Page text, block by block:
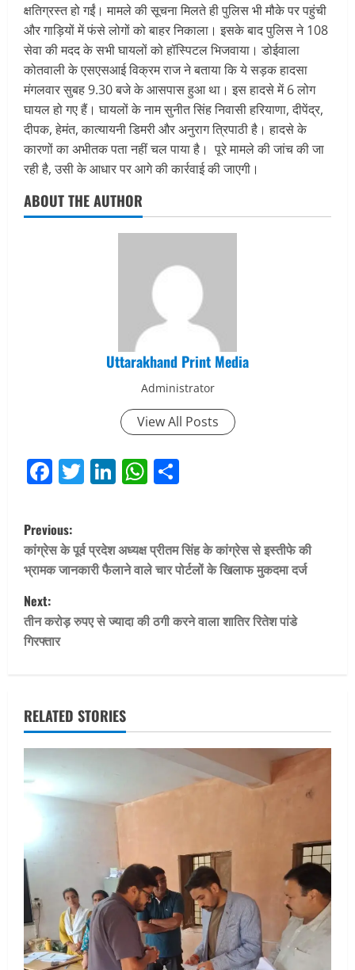
क्षतिग्रस्त हो गईं। मामले की सूचना मिलते ही पुलिस भी मौके पर पहुंची
और गाड़ियों में फंसे लोगों को बाहर निकाला। इसके बाद पुलिस ने 108
सेवा की मदद के सभी घायलों को हॉस्पिटल भिजवाया। डोईवाला
कोतवाली के एसएसआई विक्रम राज ने बताया कि ये सड़क हादसा
मंगलवार सुबह 9.30 बजे के आसपास हुआ था। इस हादसे में 6 लोग
घायल हो गए हैं। घायलों के नाम सुनीत सिंह निवासी हरियाणा, दीपेंद्र,
दीपक, हेमंत, कात्यायनी डिमरी और अनुराग त्रिपाठी है। हादसे के
कारणों का अभीतक पता नहीं चल पाया है। पूरे मामले की जांच की जा
रही है, उसी के आधार पर आगे की कार्रवाई की जाएगी।
ABOUT THE AUTHOR
Uttarakhand Print Media
Administrator
View All Posts
Facebook
Twitter
LinkedIn
WhatsApp
P
o
s
t
n
v
i
g
t
i
o
n
Previous:
कांग्रेस के पूर्व प्रदेश अध्यक्ष प्रीतम सिंह के कांग्रेस से इस्तीफे की
भ्रामक जानकारी फैलाने वाले चार पोर्टलों के खिलाफ मुकदमा दर्ज
Next:
तीन करोड़ रुपए से ज्यादा की ठगी करने वाला शातिर रितेश पांडे
गिरफ्तार
RELATED STORIES